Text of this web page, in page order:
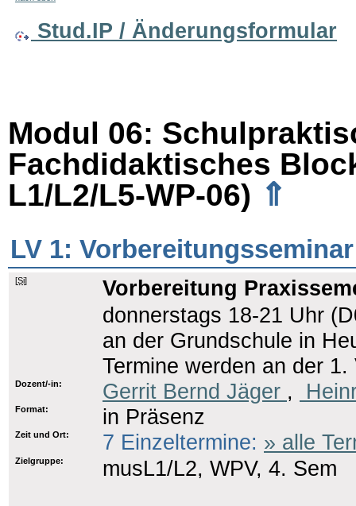
Stud.IP / Änderungsformular
Modul 06:
Fachdidaktisches
L1/L2/L5-WP-06) ⇑
LV 1: Vorbereitungsseminar
[Si]
Vorbereitung
donnerstags 18-21 Uhr
an der Grundschule in
Termine werden an der
Dozent/-in: Gerrit Bernd Jäger ,
Format: in Präsenz
Zeit und Ort: 7 Einzeltermine: » alle
Zielgruppe: musL1/L2, WPV, 4. Sem